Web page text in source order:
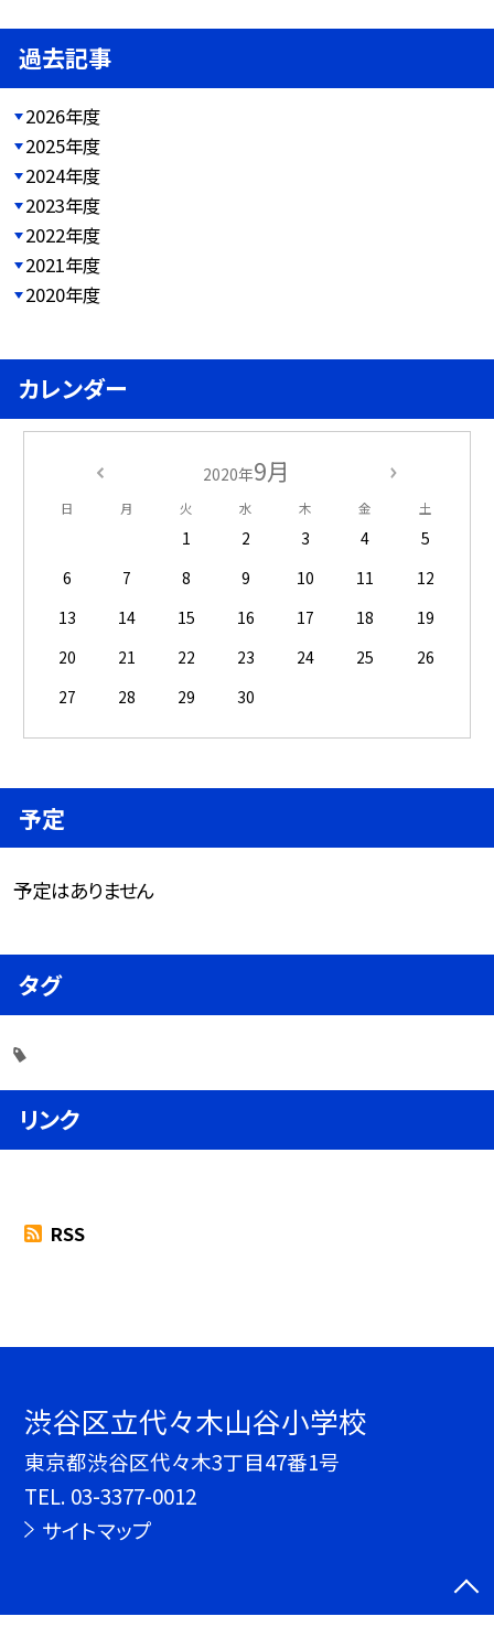
過去記事
2026年度
2025年度
2024年度
2023年度
2022年度
2021年度
2020年度
カレンダー
2020年9月
日 月 火 水 木 金 土
1 2 3 4
5
6
7 8 9 10 11
12
13
14 15 16 17 18
19
20
21 22 23 24 25
26
27
28 29 30
予定
予定はありません
タグ
リンク
RSS
渋谷区立代々木山谷小学校
東京都渋谷区代々木3丁目47番1号
TEL. 03-3377-0012
サイトマップ